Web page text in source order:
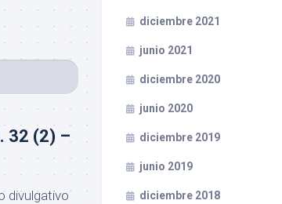
32 (2) –
divulgativo
diciembre 2021
junio 2021
diciembre 2020
junio 2020
diciembre 2019
junio 2019
diciembre 2018